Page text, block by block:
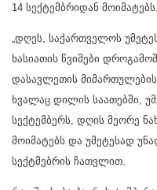
14 სექტემბრიდან მოიმატებს.
„დღეს, საქართველოს
ხასიათის წვიმები
დასავლეთის
ხვალაც დილის საათებში,
სექტემბერს, დღის მეორე
მოიმატებს და უმეტესად
სექტმებრის ჩათვლით.